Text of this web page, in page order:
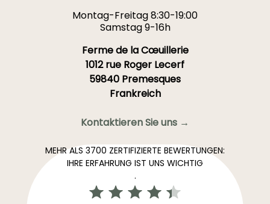
Montag-Freitag 8:30-19:00
Samstag 9-16h
Ferme de la Cœuillerie
1012 rue Roger Lecerf
59840 Premesques
Frankreich
Kontaktieren Sie uns →
MEHR ALS 3700 ZERTIFIZIERTE BEWERTUNGEN:
IHRE ERFAHRUNG IST UNS WICHTIG
.